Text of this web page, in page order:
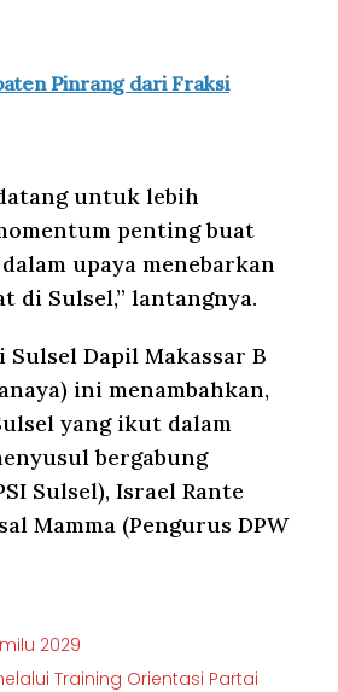
Pinrang dari Fraksi
untuk lebih
penting buat
upaya menebarkan
di Sulsel,” lantangnya.
Sulsel Dapil Makassar B
ini menambahkan,
yang ikut dalam
bergabung
Sulsel), Israel Rante
Mamma (Pengurus DPW
2029
Training Orientasi Partai